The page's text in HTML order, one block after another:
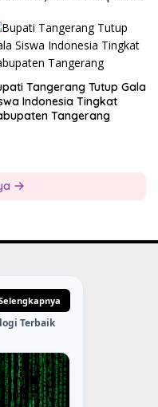
Panitia
Tangerang Tutup Gala
Indonesia Tingkat
Tangerang
Terbaik